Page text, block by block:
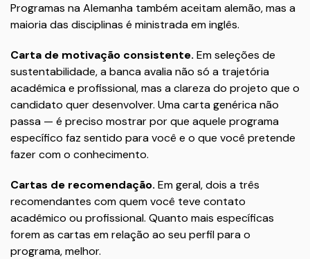
Programas na Alemanha também aceitam alemão, mas a
maioria das disciplinas é ministrada em inglês.
Carta de motivação consistente. Em seleções de
sustentabilidade, a banca avalia não só a trajetória
acadêmica e profissional, mas a clareza do projeto que o
candidato quer desenvolver. Uma carta genérica não
passa — é preciso mostrar por que aquele programa
específico faz sentido para você e o que você pretende
fazer com o conhecimento.
Cartas de recomendação. Em geral, dois a três
recomendantes com quem você teve contato
acadêmico ou profissional. Quanto mais específicas
forem as cartas em relação ao seu perfil para o
programa, melhor.